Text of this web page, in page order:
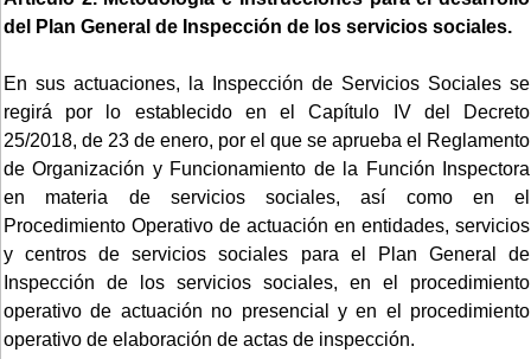
del Plan General de Inspección de los servicios sociales.
En sus actuaciones, la Inspección de Servicios Sociales se
regirá por lo establecido en el Capítulo IV del Decreto
25/2018, de 23 de enero, por el que se aprueba el Reglamento
de Organización y Funcionamiento de la Función Inspectora
en materia de servicios sociales, así como en el
Procedimiento Operativo de actuación en entidades, servicios
y centros de servicios sociales para el Plan General de
Inspección de los servicios sociales, en el procedimiento
operativo de actuación no presencial y en el procedimiento
operativo de elaboración de actas de inspección.